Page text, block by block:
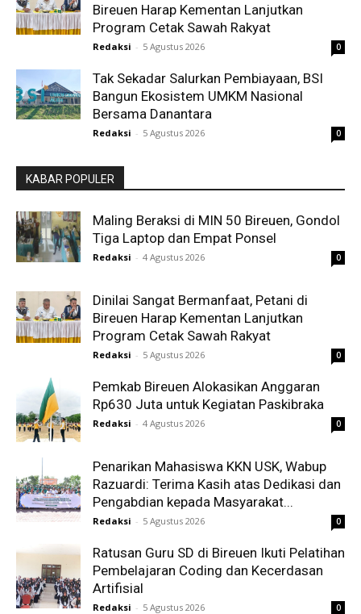
Bireuen Harap Kementan Lanjutkan
Program Cetak Sawah Rakyat
Redaksi - 5 Agustus 2026 0
Tak Sekadar Salurkan Pembiayaan, BSI
Bangun Ekosistem UMKM Nasional
Bersama Danantara
Redaksi - 5 Agustus 2026 0
KABAR POPULER
Maling Beraksi di MIN 50 Bireuen, Gondol
Tiga Laptop dan Empat Ponsel
Redaksi - 4 Agustus 2026 0
Dinilai Sangat Bermanfaat, Petani di
Bireuen Harap Kementan Lanjutkan
Program Cetak Sawah Rakyat
Redaksi - 5 Agustus 2026 0
Pemkab Bireuen Alokasikan Anggaran
Rp630 Juta untuk Kegiatan Paskibraka
Redaksi - 4 Agustus 2026 0
Penarikan Mahasiswa KKN USK, Wabup
Razuardi: Terima Kasih atas Dedikasi dan
Pengabdian kepada Masyarakat...
Redaksi - 5 Agustus 2026 0
Ratusan Guru SD di Bireuen Ikuti Pelatihan
Pembelajaran Coding dan Kecerdasan
Artifisial
Redaksi - 5 Agustus 2026 0